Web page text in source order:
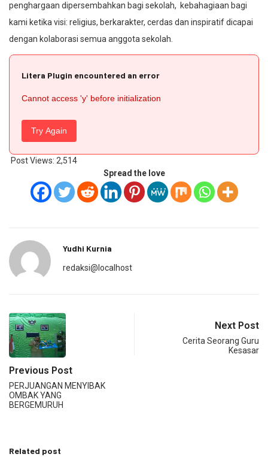
penghargaan dipersembahkan bagi sekolah, kebahagiaan bagi
kami ketika visi: religius, berkarakter, cerdas dan inspiratif dicapai
dengan kolaborasi semua anggota sekolah.
Litera Plugin encountered an error
Cannot access 'y' before initialization
Try Again
Post Views: 2,514
Spread the love
Yudhi Kurnia
redaksi@localhost
Previous Post
PERJUANGAN MENYIBAK
OMBAK YANG
BERGEMURUH
Next Post
Cerita Seorang Guru
Kesasar
Related post